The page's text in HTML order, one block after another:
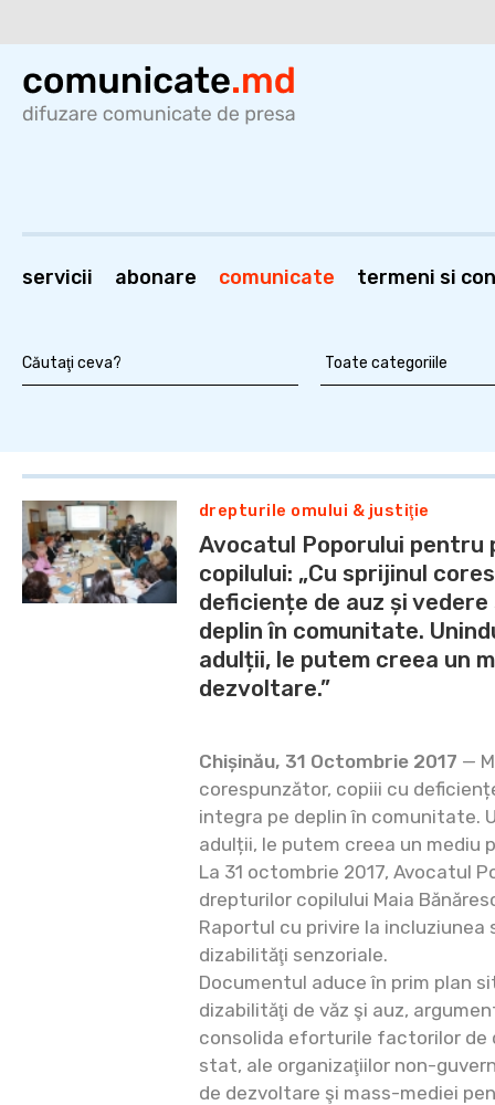
servicii abonare comunicate termeni si
drepturile omului & justiţie
Avocatul Poporului
copilului: „Cu sprijinul
deficiențe de auz și
deplin în comunitate.
adulții, le putem creea un
dezvoltare.”
Chișinău, 31 Octombrie 2017 —
corespunzător, copiii cu
integra pe deplin în comunitate.
adulții, le putem creea un mediu
La 31 octombrie 2017, Avocatul
drepturilor copilului Maia
Raportul cu privire la incluziunea
dizabilităţi senzoriale.
Documentul aduce în prim plan
dizabilităţi de văz şi auz,
consolida eforturile factorilor de
stat, ale organizaţiilor non-
de dezvoltare şi mass-mediei